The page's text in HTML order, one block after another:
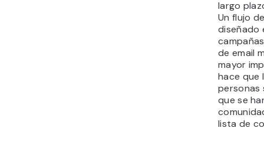
largo
Un flujo
diseñado
de email
mayor
hace que
personas
que se
lista de